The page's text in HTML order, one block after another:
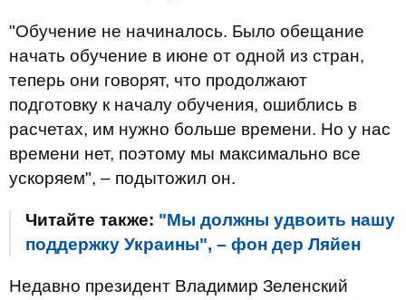
"Обучение не начиналось. Было обещание
начать обучение в июне от одной из стран,
теперь они говорят, что продолжают
подготовку к началу обучения, ошиблись в
расчетах, им нужно больше времени. Но у нас
времени нет, поэтому мы максимально все
ускоряем", – подытожил он.
Читайте также: "Мы должны удвоить нашу
поддержку Украины", – фон дер Ляйен
Недавно президент Владимир Зеленский